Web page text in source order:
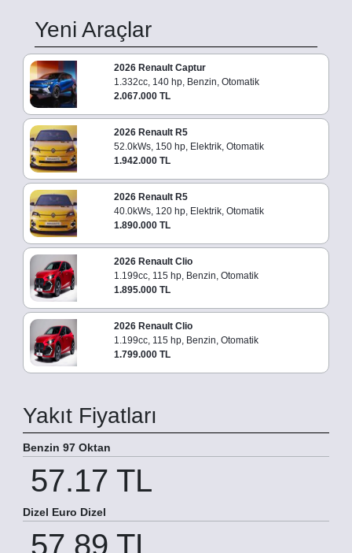
Yeni Araçlar
2026 Renault Captur
1.332cc, 140 hp, Benzin, Otomatik
2.067.000 TL
2026 Renault R5
52.0kWs, 150 hp, Elektrik, Otomatik
1.942.000 TL
2026 Renault R5
40.0kWs, 120 hp, Elektrik, Otomatik
1.890.000 TL
2026 Renault Clio
1.199cc, 115 hp, Benzin, Otomatik
1.895.000 TL
2026 Renault Clio
1.199cc, 115 hp, Benzin, Otomatik
1.799.000 TL
Yakıt Fiyatları
Benzin 97 Oktan
57.17 TL
Dizel Euro Dizel
57.89 TL